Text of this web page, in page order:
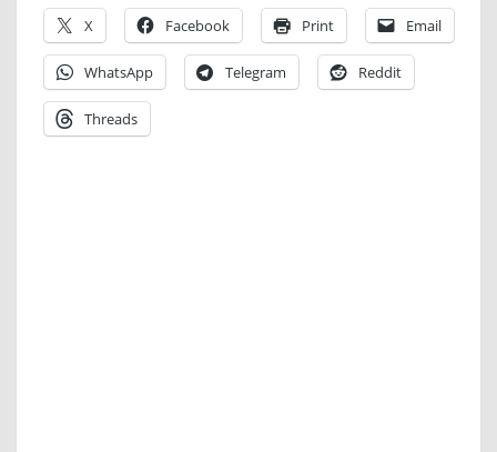
X Facebook Print Email
WhatsApp Telegram Reddit
Threads